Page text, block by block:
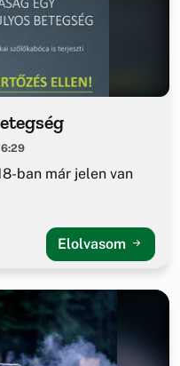
ban már jelen van
Elolvasom